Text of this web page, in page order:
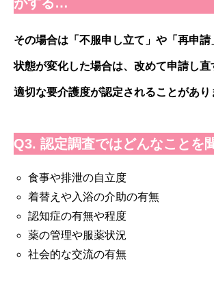
その場合は「不服申し立て」や「再申請
状態が変化した場合は、改めて申請し直
適切な要介護度が認定されることがあり
Q3. 認定調査ではどんなことを
食事や排泄の自立度
着替えや入浴の介助の有無
認知症の有無や程度
薬の管理や服薬状況
社会的な交流の有無